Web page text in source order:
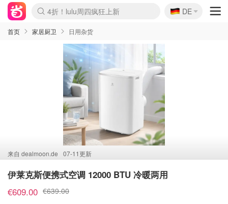
Boticinal 夏促开抢！
4折！lulu周四疯狂上新
还没结束！&OtherStories大促
Joybuy变相75折 随时失效
速领！Stanley独家85折
疑似霸哥！Camper额外叠85折
Zalando 奥莱闪促！每日更新
Moncler反季囤！5折起+叠9折
Coach Brooklyn仅€192
🇩🇪
DE
首页 家居厨卫 日用杂货
来自 dealmoon.de 07-11更新
伊莱克斯便携式空调 12000 BTU 冷暖两用
€609.00 €639.00